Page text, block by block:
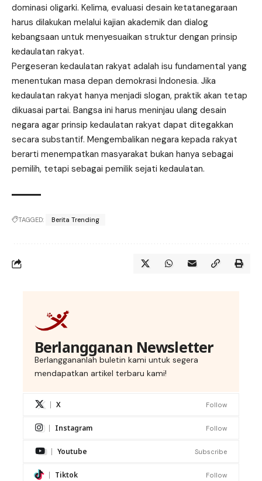
dominasi oligarki. Kelima, evaluasi desain ketatanegaraan
harus dilakukan melalui kajian akademik dan dialog
kebangsaan untuk menyesuaikan struktur dengan prinsip
kedaulatan rakyat.
Pergeseran kedaulatan rakyat adalah isu fundamental yang
menentukan masa depan demokrasi Indonesia. Jika
kedaulatan rakyat hanya menjadi slogan, praktik akan tetap
dikuasai partai. Bangsa ini harus meninjau ulang desain
negara agar prinsip kedaulatan rakyat dapat ditegakkan
secara substantif. Mengembalikan negara kepada rakyat
berarti menempatkan masyarakat bukan hanya sebagai
pemilih, tetapi sebagai pemilik sejati kedaulatan.
TAGGED: Berita Trending
Berlangganan Newsletter
Berlanggananlah buletin kami untuk segera
mendapatkan artikel terbaru kami!
X Follow
Instagram Follow
Youtube Subscribe
Tiktok Follow